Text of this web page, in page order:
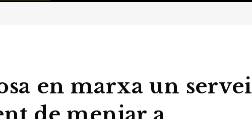
en marxa un servei